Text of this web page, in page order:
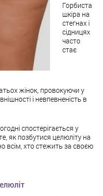
Горбиста
шкіра на
стегнах і
сідницях
часто
стає
жінок, провокуючи у
і невпевненість в
спостерігається у
як позбутися целюліту на
всім, хто стежить за своєю